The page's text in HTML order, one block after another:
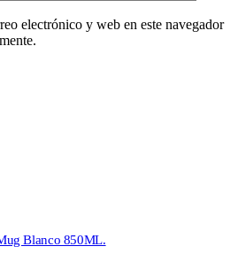
electrónico y web en este navegador
Blanco 850ML.